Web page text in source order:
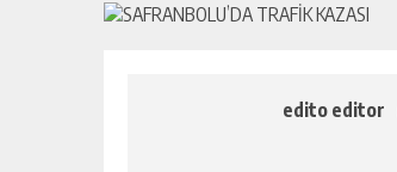
edito editor